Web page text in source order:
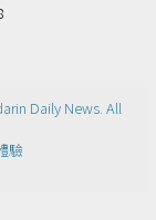
Daily News. All
驗